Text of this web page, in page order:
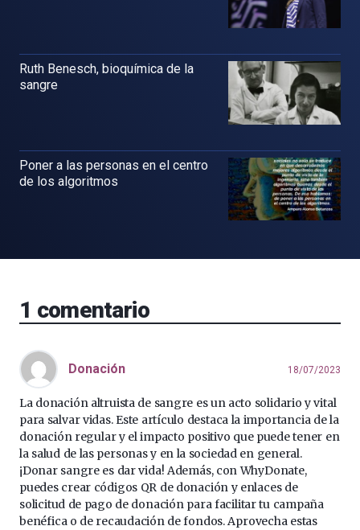
Ruth Benesch, bioquímica de la
sangre
Poner a las personas en el centro
de los algoritmos
1 comentario
Donación 18/07/2023
La donación altruista de sangre es un acto solidario y vital
para salvar vidas. Este artículo destaca la importancia de la
donación regular y el impacto positivo que puede tener en
la salud de las personas y en la sociedad en general.
¡Donar sangre es dar vida! Además, con WhyDonate,
puedes crear códigos QR de donación y enlaces de
solicitud de pago de donación para facilitar tu campaña
benéfica o de recaudación de fondos. Aprovecha estas